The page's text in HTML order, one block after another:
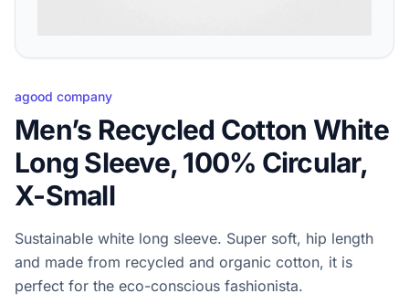
agood company
Men’s Recycled Cotton White
Long Sleeve, 100% Circular,
X-Small
Sustainable white long sleeve. Super soft, hip length
and made from recycled and organic cotton, it is
perfect for the eco-conscious fashionista.